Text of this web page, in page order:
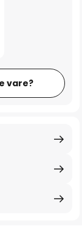
vare?